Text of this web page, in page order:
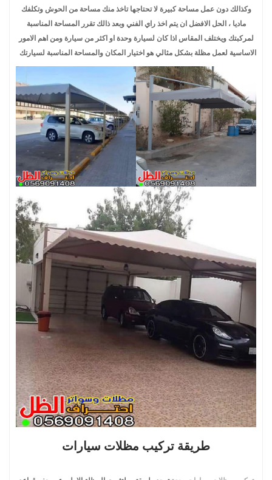
وكذالك دون عمل مساحة كبيرة لا تحتاجها تاخذ منك مساحة من الحوش وتكلفك
ماديا ، الحل الافضل ان يتم اخذ راي الفني وبعد ذالك تقرر المساحة المناسبة
لمركبتك ويختلف المقاس اذا كان لسيارة وحدة او اكثر من سيارة ومن اهم الامور
الاساسية لعمل مظلة بشكل مثالي هو اختيار المكان والمساحة المناسبة لسيارتك
طريقة تركيب مظلات سيارات